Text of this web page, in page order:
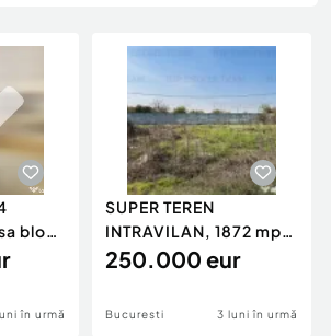
profesionale
Vehicule
bloc
Morii
în urmă
SUPER TEREN
INTRAVILAN, 1872 mp,
curte individuala si
250.000 eur
Bucuresti 3 luni în urmă